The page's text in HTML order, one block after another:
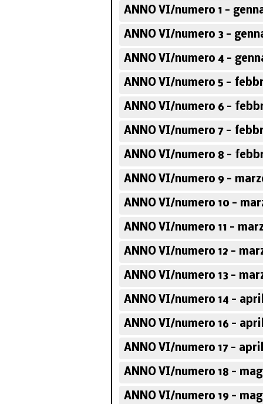
ANNO VI/numero 1 -
ANNO VI/numero 3 -
ANNO VI/numero 4 -
ANNO VI/numero 5 -
ANNO VI/numero 6 -
ANNO VI/numero 7 -
ANNO VI/numero 8 -
ANNO VI/numero 9 -
ANNO VI/numero 10 -
ANNO VI/numero 11 -
ANNO VI/numero 12 -
ANNO VI/numero 13 -
ANNO VI/numero 14 -
ANNO VI/numero 16 -
ANNO VI/numero 17 -
ANNO VI/numero 18 -
ANNO VI/numero 19 -